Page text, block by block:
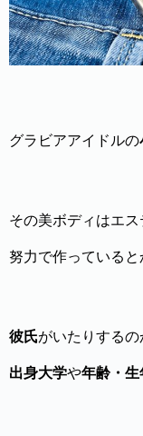
グラビアアイドルの
その美ボディはエス
努力で作っていると
彼氏がいたりするの
出身大学や年齢・生